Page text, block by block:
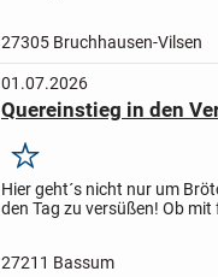
27305 Bruchhausen-Vilsen
01.07.2026
Quereinstieg in den
Merken
Hier geht´s nicht nur um
den Tag zu versüßen! Ob
27211 Bassum